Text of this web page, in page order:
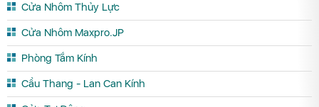
Cửa Nhôm Thủy Lực
Cửa Nhôm Maxpro.JP
Phòng Tắm Kính
Cầu Thang - Lan Can Kính